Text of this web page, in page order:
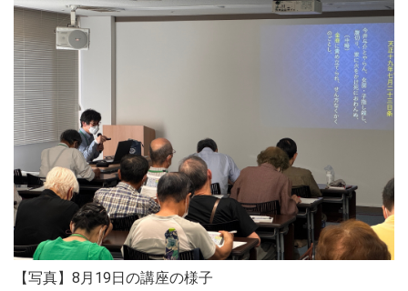
【写真】8月19日の講座の様子